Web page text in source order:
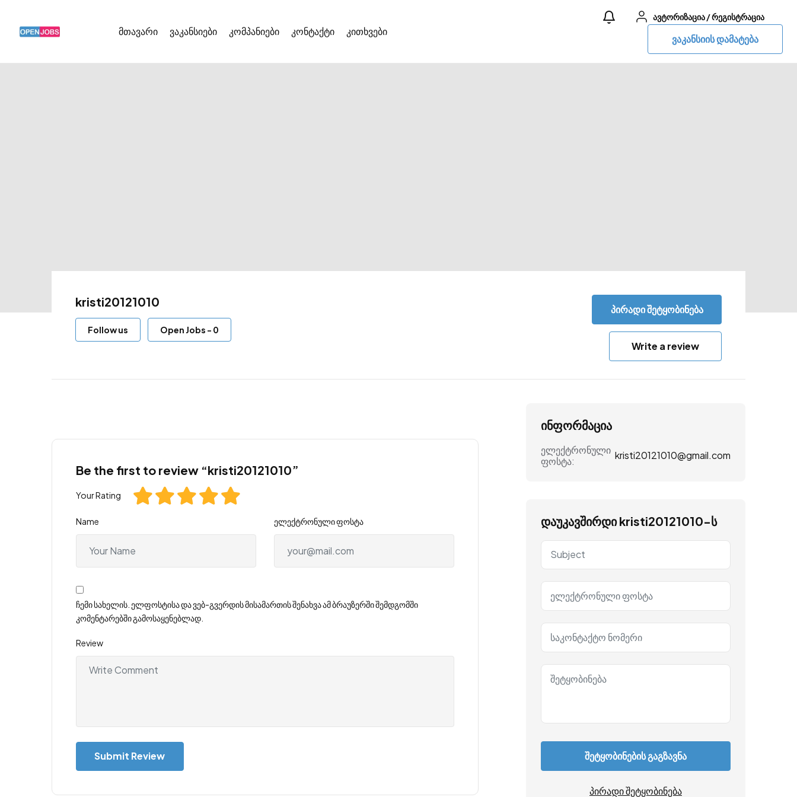
მთავარი ვაკანსიები კომპანიები კონტაქტი კითხვები
ავტორიზაცია/რეგისტრაცია
ვაკანსიის დამატება
kristi20121010
Follow us Open Jobs - 0
პირადი შეტყობინება
Write a review
Be the first to review “kristi20121010”
Your Rating
Name ელექტრონული ფოსტა
ჩემი სახელის. ელფოსტისა და ვებ-გვერდის მისამართის შენახვა ამ ბრაუზერში შემდგომში
კომენტარებში გამოსაყენებლად.
Review
ინფორმაცია
ელექტრონული
ფოსტა:
kristi20121010@gmail.com
დაუკავშირდი kristi20121010-ს
შეტყობინების გაგზავნა
პირადი შეტყობინება